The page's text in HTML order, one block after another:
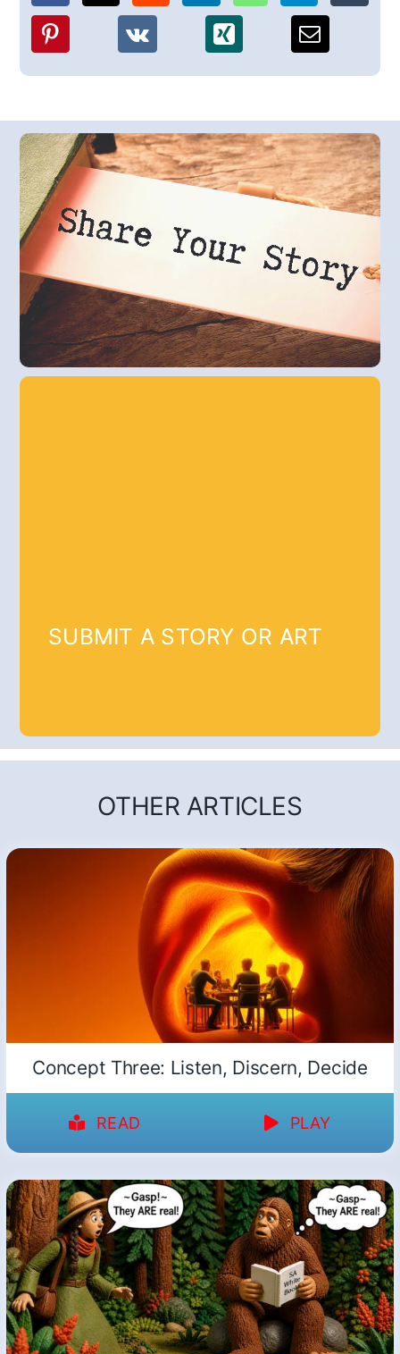
SUBMIT A STORY OR ART
OTHER ARTICLES
Concept Three: Listen, Discern, Decide
READ PLAY